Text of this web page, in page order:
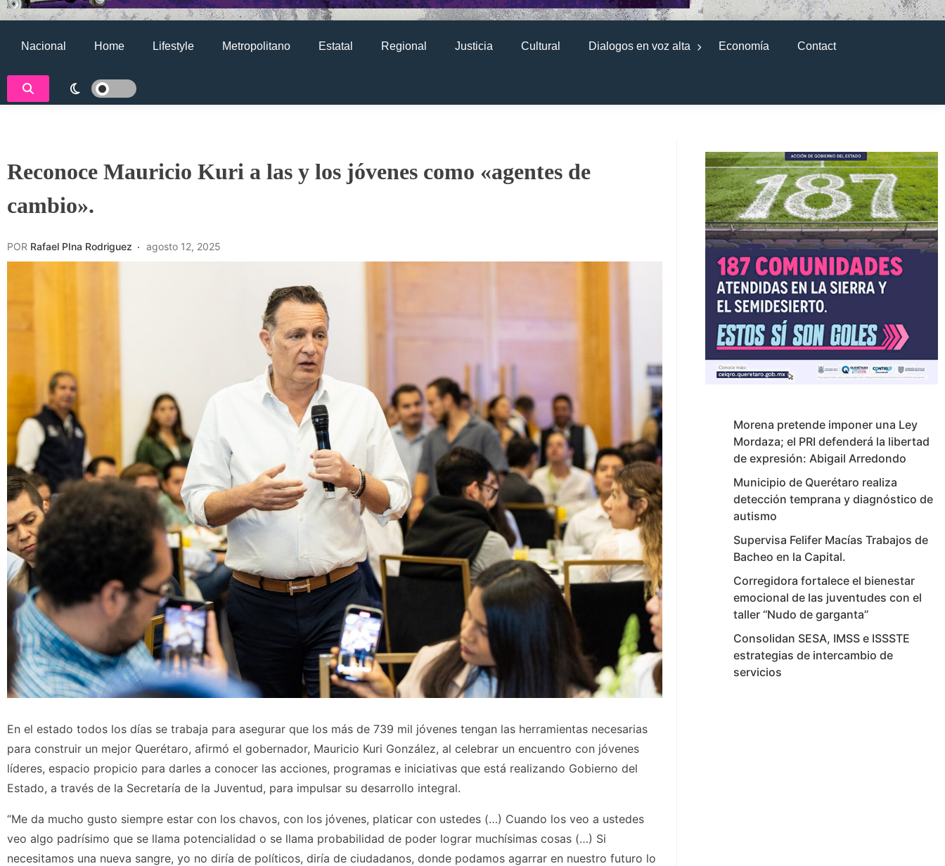
Nacional Home Lifestyle Metropolitano Estatal Regional Justicia Cultural Dialogos en voz alta Economía Contact
Reconoce Mauricio Kuri a las y los jóvenes como «agentes de
cambio».
POR Rafael PIna Rodriguez agosto 12, 2025
En el estado todos los días se trabaja para asegurar que los más de 739 mil jóvenes tengan las herramientas necesarias
para construir un mejor Querétaro, afirmó el gobernador, Mauricio Kuri González, al celebrar un encuentro con jóvenes
líderes, espacio propicio para darles a conocer las acciones, programas e iniciativas que está realizando Gobierno del
Estado, a través de la Secretaría de la Juventud, para impulsar su desarrollo integral.
“Me da mucho gusto siempre estar con los chavos, con los jóvenes, platicar con ustedes (…) Cuando los veo a ustedes
veo algo padrísimo que se llama potencialidad o se llama probabilidad de poder lograr muchísimas cosas (…) Si
necesitamos una nueva sangre, yo no diría de políticos, diría de ciudadanos, donde podamos agarrar en nuestro futuro lo
Morena pretende imponer una Ley
Mordaza; el PRI defenderá la libertad
de expresión: Abigail Arredondo
Municipio de Querétaro realiza
detección temprana y diagnóstico de
autismo
Supervisa Felifer Macías Trabajos de
Bacheo en la Capital.
Corregidora fortalece el bienestar
emocional de las juventudes con el
taller ‘‘Nudo de garganta’’
Consolidan SESA, IMSS e ISSSTE
estrategias de intercambio de
servicios